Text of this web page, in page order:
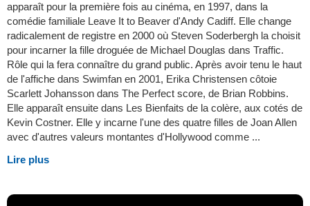
apparaît pour la première fois au cinéma, en 1997, dans la
comédie familiale Leave It to Beaver d'Andy Cadiff. Elle change
radicalement de registre en 2000 où Steven Soderbergh la choisit
pour incarner la fille droguée de Michael Douglas dans Traffic.
Rôle qui la fera connaître du grand public. Après avoir tenu le haut
de l'affiche dans Swimfan en 2001, Erika Christensen côtoie
Scarlett Johansson dans The Perfect score, de Brian Robbins.
Elle apparaît ensuite dans Les Bienfaits de la colère, aux cotés de
Kevin Costner. Elle y incarne l'une des quatre filles de Joan Allen
avec d'autres valeurs montantes d'Hollywood comme ...
Lire plus